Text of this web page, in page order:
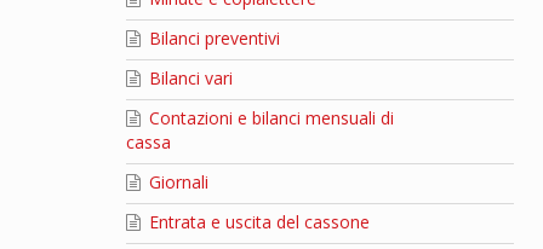
Bilanci preventivi
Bilanci vari
Contazioni e bilanci mensuali di
cassa
Giornali
Entrata e uscita del cassone